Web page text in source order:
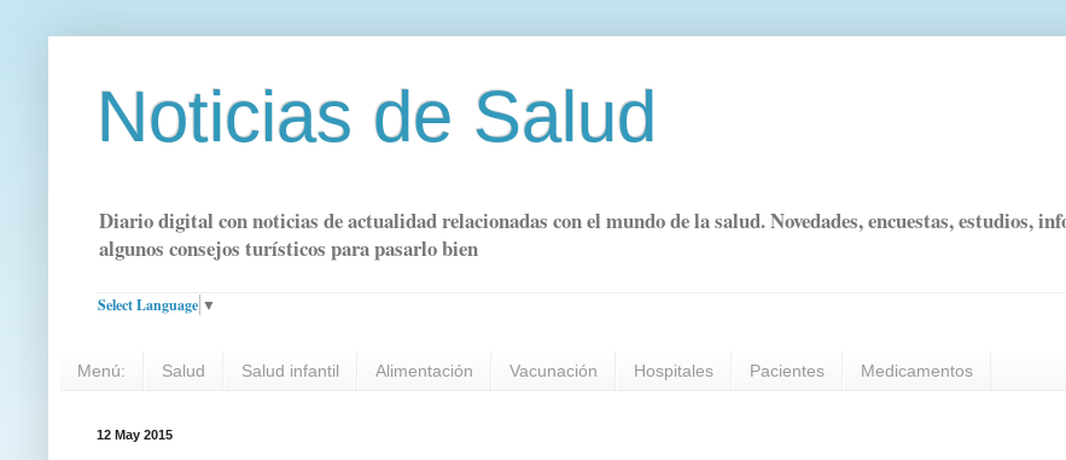
Noticias de Salud
Diario digital con noticias de actualidad relacionadas con el mundo de la salud. Novedades, encuestas, estudios,
algunos consejos turísticos para pasarlo bien
Select Language ▼
Menú: Salud Salud infantil Alimentación Vacunación Hospitales Pacientes Medicamentos
12 May 2015